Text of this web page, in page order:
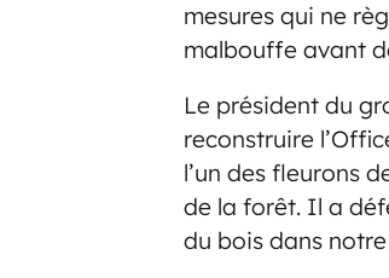
mesures qui ne
malbouffe avant
Le président du
reconstruire
l’un des fleurons
de la forêt. Il a
du bois dans